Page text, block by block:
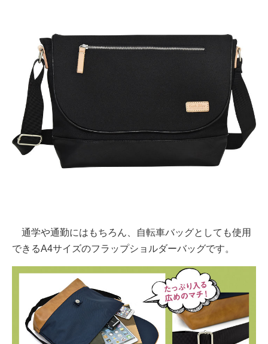
通学や通勤にはもちろん、自転車バッグとしても使用
できるA4サイズのフラップショルダーバッグです。